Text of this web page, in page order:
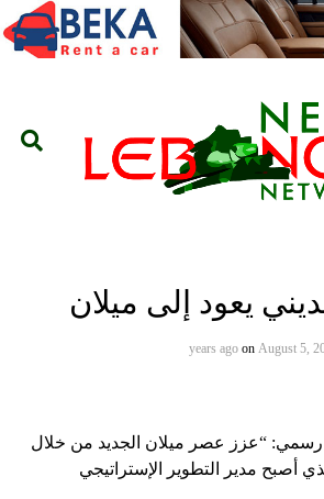
يعود إلى ميلان
on August 5,
رسمي: “عزز عصر ميلان الجديد من خلال
أصبح مدير التطوير الإستراتيجي